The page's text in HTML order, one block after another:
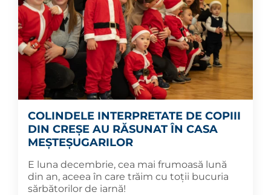
COLINDELE INTERPRETATE DE COPIII
DIN CREȘE AU RĂSUNAT ÎN CASA
MEȘTEȘUGARILOR
E luna decembrie, cea mai frumoasă lună
din an, aceea în care trăim cu toții bucuria
sărbătorilor de iarnă!